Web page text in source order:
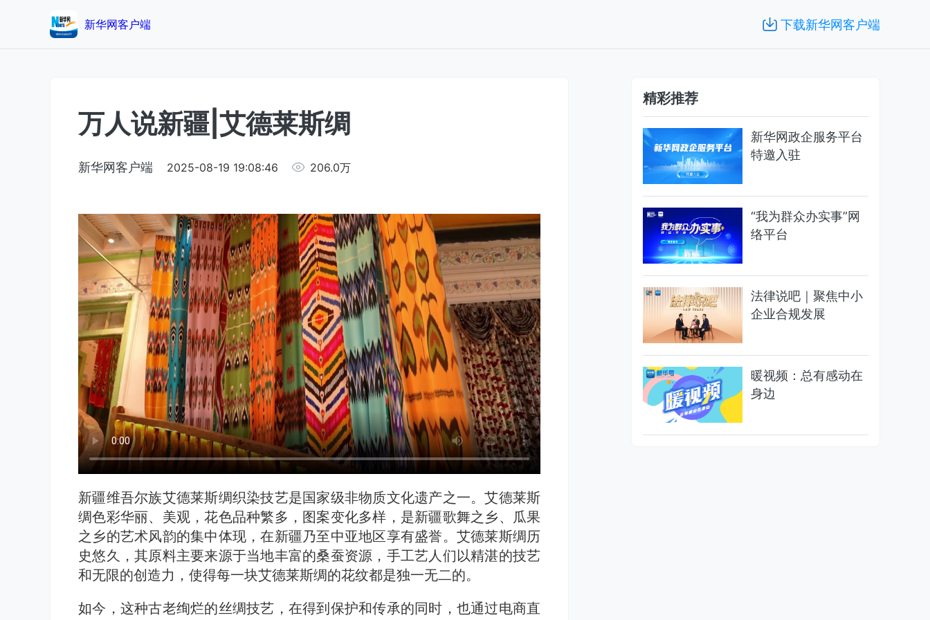
新华网客户端 下载新华网客户端
万人说新疆|艾德莱斯绸
新华网客户端 2025-08-19 19:08:46 206.0万
新疆维吾尔族艾德莱斯绸织染技艺是国家级非物质文化遗产之一。艾德莱斯
绸色彩华丽、美观，花色品种繁多，图案变化多样，是新疆歌舞之乡、瓜果
之乡的艺术风韵的集中体现，在新疆乃至中亚地区享有盛誉。艾德莱斯绸历
史悠久，其原料主要来源于当地丰富的桑蚕资源，手工艺人们以精湛的技艺
和无限的创造力，使得每一块艾德莱斯绸的花纹都是独一无二的。
如今，这种古老绚烂的丝绸技艺，在得到保护和传承的同时，也通过电商直
精彩推荐
新华网政企服务平台
特邀入驻
“我为群众办实事”网
络平台
法律说吧｜聚焦中小
企业合规发展
暖视频：总有感动在
身边